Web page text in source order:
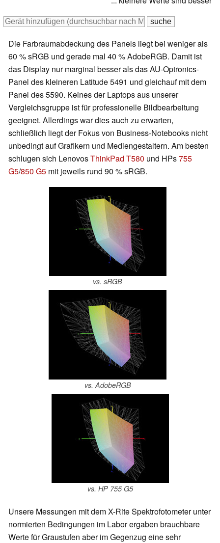
Die Farbraumabdeckung des Panels liegt bei weniger als
60 % sRGB und gerade mal 40 % AdobeRGB. Damit ist
das Display nur marginal besser als das AU-Optronics-
Panel des kleineren Latitude 5491 und gleichauf mit dem
Panel des 5590. Keines der Laptops aus unserer
Vergleichsgruppe ist für professionelle Bildbearbeitung
geeignet. Allerdings war dies auch zu erwarten,
schließlich liegt der Fokus von Business-Notebooks nicht
unbedingt auf Grafikern und Mediengestaltern. Am besten
schlugen sich LenovosThinkPad T580 und HPs755
G5/850 G5 mit jeweils rund 90 % sRGB.
vs. sRGB
vs. AdobeRGB
vs. HP 755 G5
Unsere Messungen mit dem X-Rite Spektrofotometer unter
normierten Bedingungen im Labor ergaben brauchbare
Werte für Graustufen aber im Gegenzug eine sehr